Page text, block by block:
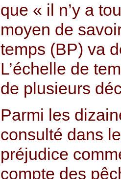
que « il n’y a
moyen de
temps (BP) va
L’échelle de
de plusieurs
Parmi les
consulté dans
préjudice
compte des